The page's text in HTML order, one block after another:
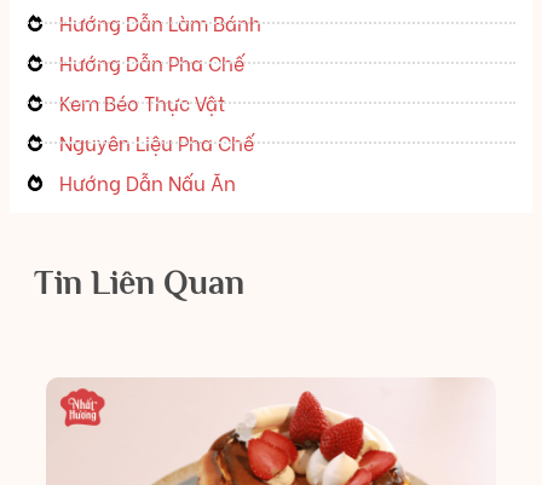
Hướng Dẫn Làm Bánh
Hướng Dẫn Pha Chế
Kem Béo Thực Vật
Nguyên Liệu Pha Chế
Hướng Dẫn Nấu Ăn
Tin Liên Quan